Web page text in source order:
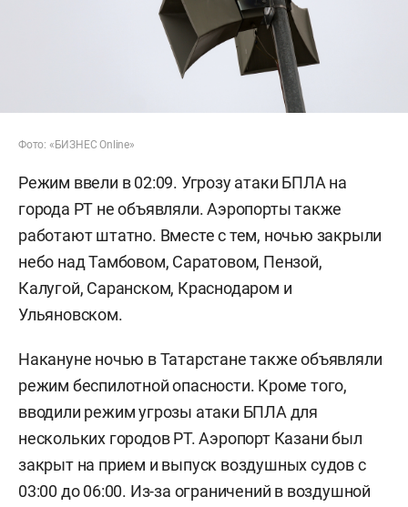
Фото: «БИЗНЕС Online»
Режим ввели в 02:09. Угрозу атаки БПЛА на
города РТ не объявляли. Аэропорты также
работают штатно. Вместе с тем, ночью закрыли
небо над Тамбовом, Саратовом, Пензой,
Калугой, Саранском, Краснодаром и
Ульяновском.
Накануне ночью в Татарстане также объявляли
режим беспилотной опасности. Кроме того,
вводили режим угрозы атаки БПЛА для
нескольких городов РТ. Аэропорт Казани был
закрыт на прием и выпуск воздушных судов с
03:00 до 06:00. Из-за ограничений в воздушной